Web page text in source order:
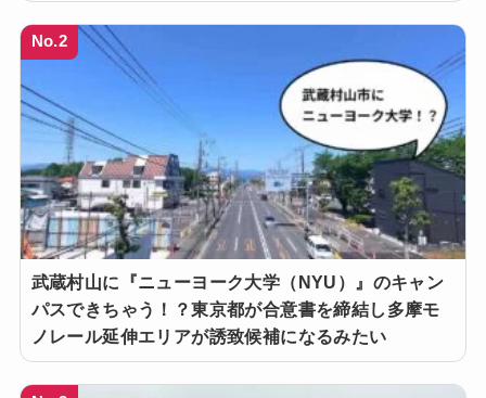
No.2
武蔵村山に『ニューヨーク大学（NYU）』のキャン
パスできちゃう！？東京都が合意書を締結し多摩モ
ノレール延伸エリアが誘致候補になるみたい